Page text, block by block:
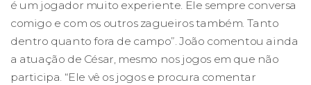
é um jogador muito experiente. Ele sempre conversa
comigo e com os outros zagueiros também. Tanto
dentro quanto fora de campo”. João comentou ainda
a atuação de César, mesmo nos jogos em que não
participa. “Ele vê os jogos e procura comentar